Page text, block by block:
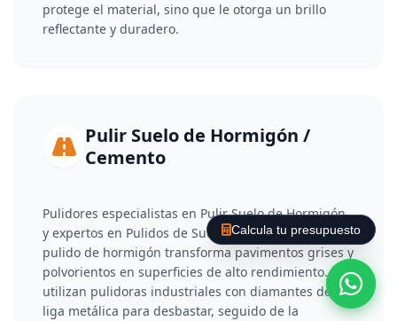
protege el material, sino que le otorga un brillo
reflectante y duradero.
Pulir Suelo de Hormigón /
Cemento
Pulidores especialistas en Pulir Suelo de Hormigón
y expertos en Pulidos de Suelos en Barcelona. El
pulido de hormigón transforma pavimentos grises y
polvorientos en superficies de alto rendimiento. Se
utilizan pulidoras industriales con diamantes de
liga metálica para desbastar, seguido de la
Calcula tu presupuesto